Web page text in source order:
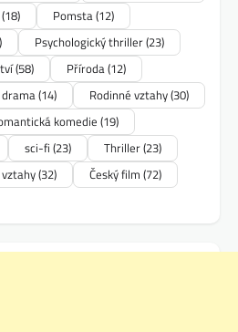
(18) Pomsta(12)
Psychologický thriller(23)
(58) Příroda(12)
(14) Rodinné vztahy(30)
komedie (19)
sci-fi (23) Thriller(23)
vztahy(32) Český film (72)